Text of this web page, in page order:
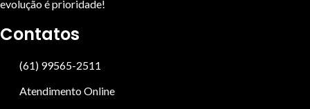
evolução é prioridade!
Contatos
(61) 99565-2511
Atendimento Online